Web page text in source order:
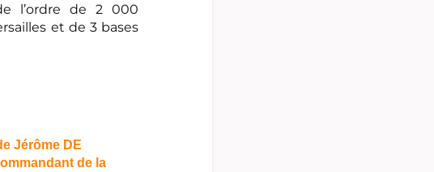
l’ordre de 2 000
et de 3 bases
Jérôme DE
de la